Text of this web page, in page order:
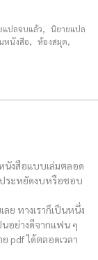
แปลจบแล้ว, นิยายแปล
หนังสือ, ห้องสมุด,
นังสือแบบเล่มตลอด
ประหยัดงบหรือชอบ
ย ทางเราก็เป็นหนึ่ง
อย่างดีจากแฟน ๆ
pdf ได้ตลอดเวลา